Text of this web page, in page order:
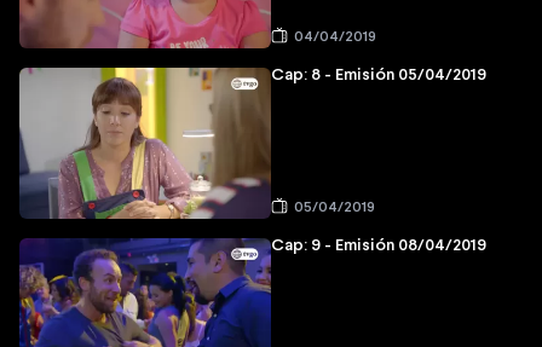
04/04/2019
Cap: 8 - Emisión 05/04/2019
05/04/2019
Cap: 9 - Emisión 08/04/2019